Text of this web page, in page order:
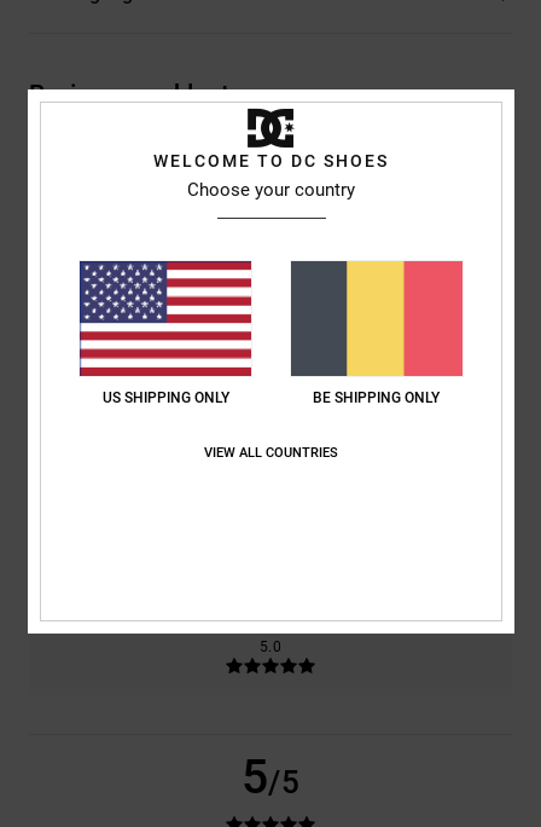
Reviews van klanten
Gemiddelde score
5.0
gebaseerd op1 geverifieerde beoordelingen
100% van onze klanten bevelen dit product aan
Kleur
5.0
5/5
WELCOME TO DC SHOES
Choose your country
US SHIPPING ONLY BE SHIPPING ONLY
VIEW ALL COUNTRIES